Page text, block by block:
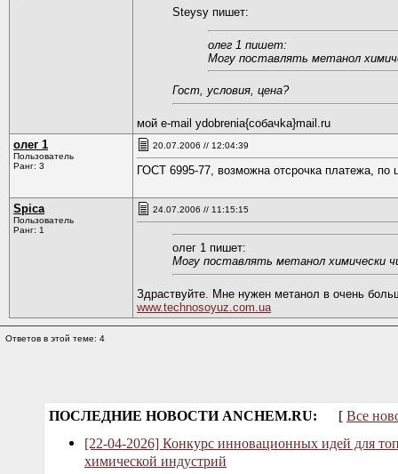
Steysy пишет:
олег 1 пишет:
Могу поставлять метанол
Гост, условия, цена?
мой e-mail ydobrenia{coбaчkа}mail.ru
олег 1
Пользователь
Ранг: 3
20.07.2006 // 12:04:39
ГОСТ 6995-77, возможна отсрочка платежа,
Spica
Пользователь
Ранг: 1
24.07.2006 // 11:15:15
олег 1 пишет:
Могу поставлять метанол химически
Здраствуйте. Мне нужен метанол в очень
www.technosoyuz.com.ua
Ответов в этой теме: 4
ПОСЛЕДНИЕ НОВОСТИ ANCHEM.RU: [ Все
[22-04-2026] Конкурс инновационных идей для
химической индустрий